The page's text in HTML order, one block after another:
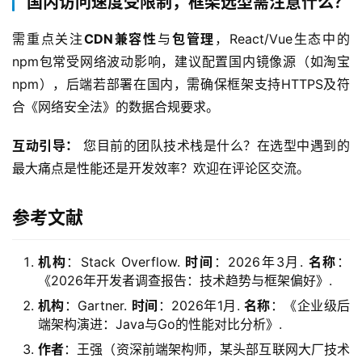
需重点关注CDN兼容性 与包管理 ，React/Vue生态中的
npm包常受网络波动影响，建议配置国内镜像源（如淘宝
npm），后端若部署在国内，需确保框架支持HTTPS及符
合《网络安全法》的数据合规要求。
互动引导：
您目前的团队技术栈是什么？在选型中遇到的
最大痛点是性能还是开发效率？欢迎在评论区交流。
参考文献
机构 ：Stack Overflow. 时间 ：2026年3月. 名称 ：
《2026年开发者调查报告：技术趋势与框架偏好》.
机构 ：Gartner. 时间 ：2026年1月.名称 ：《企业级后
端架构演进：Java与Go的性能对比分析》.
作者：王强（资深前端架构师，某头部互联网大厂技术